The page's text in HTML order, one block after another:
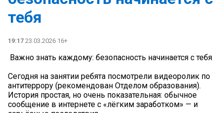
тебя
19:17 23.03.2026 16+
️ Важно знать каждому: безопасность начинается с тебя
Сегодня на занятии ребята посмотрели видеоролик по
антитеррору (рекомендован Отделом образования).
История простая, но очень показательная: обычное
сообщение в интернете с «лёгким заработком» — и